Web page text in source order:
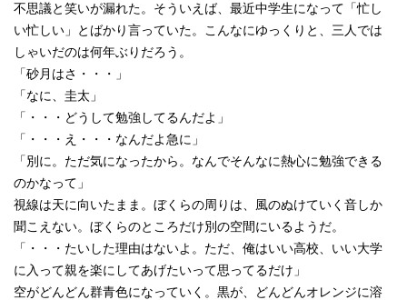
不思議と笑いが漏れた。そういえば、最近中学生になって「忙し
い忙しい」とばかり言っていた。こんなにゆっくりと、三人では
しゃいだのは何年ぶりだろう。
「砂月はさ・・・」
「なに、圭太」
「・・・どうして勉強してるんだよ」
「・・・え・・・なんだよ急に」
「別に。ただ気になったから。なんでそんなに熱心に勉強できる
のかなって」
視線は天に向いたまま。ぼくらの周りは、風のぬけていく音しか
聞こえない。ぼくらのところだけ別の空間にいるようだ。
「・・・たいした理由はないよ。ただ、俺はいい高校、いい大学
に入って親を楽にしてあげたいって思ってるだけ」
空がどんどん群青色になっていく。黒が、どんどんオレンジに溶